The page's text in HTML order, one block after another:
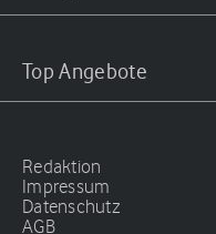
Top Angebote
Redaktion
Impressum
Datenschutz
AGB